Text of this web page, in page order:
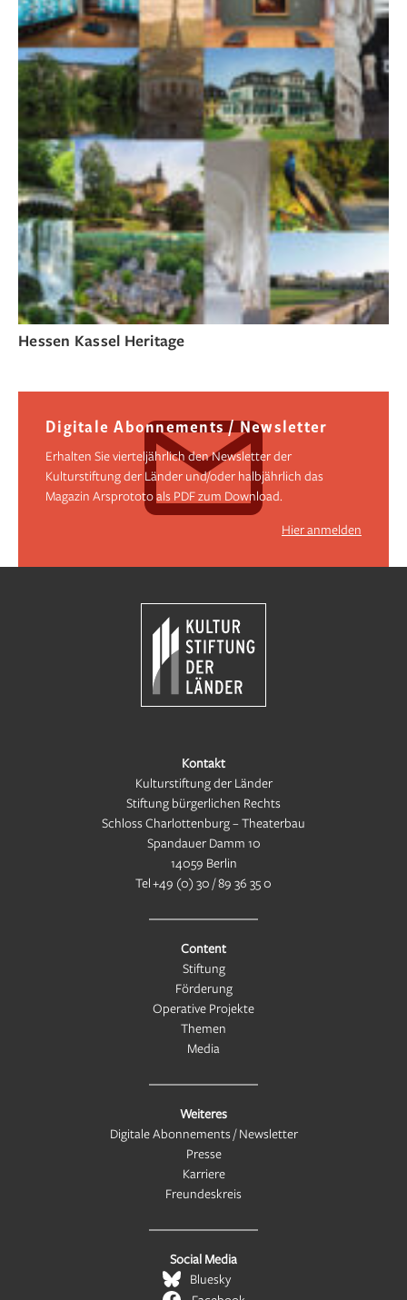
Hessen Kassel Heritage
Digitale Abonnements / Newsletter
Erhalten Sie vierteljährlich den Newsletter der
Kulturstiftung der Länder und/oder halbjährlich das
Magazin Arsprototo als PDF zum Download.
Hier anmelden
Kontakt
Kulturstiftung der Länder
Stiftung bürgerlichen Rechts
Schloss Charlottenburg – Theaterbau
Spandauer Damm 10
14059 Berlin
Tel+49 (0) 30 / 89 36 35 0
Content
Stiftung
Förderung
Operative Projekte
Themen
Media
Weiteres
Digitale Abonnements / Newsletter
Presse
Karriere
Freundeskreis
Social Media
Bluesky